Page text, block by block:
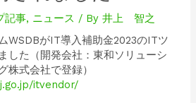
記事, ニュース / By井上 智之
WSDBがIT導入補助金2023のITツ
した（開発会社：東和ソリューシ
株式会社で登録）
itvendor/